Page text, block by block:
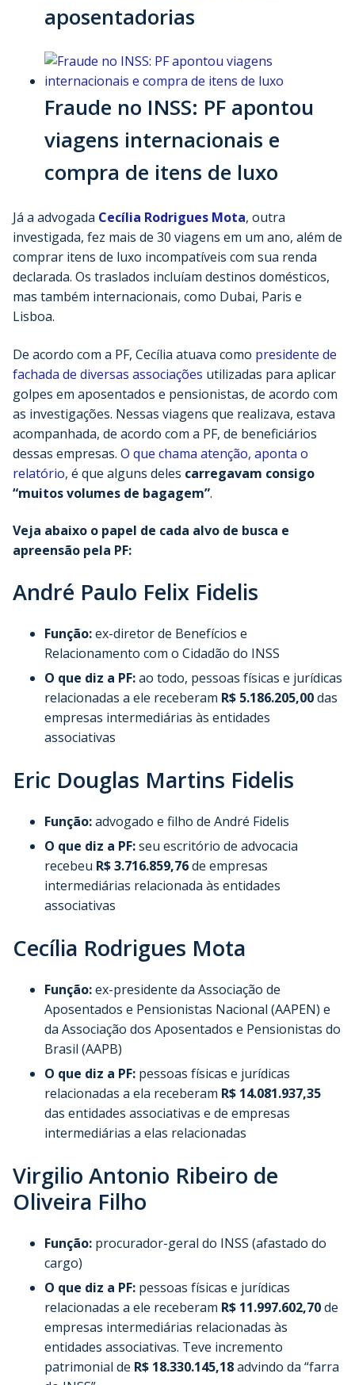
aposentadorias
Fraude no INSS: PF apontou
viagens internacionais e
compra de itens de luxo
Já a advogada Cecília Rodrigues Mota, outra
investigada, fez mais de 30 viagens em um ano, além de
comprar itens de luxo incompatíveis com sua renda
declarada. Os traslados incluíam destinos domésticos,
mas também internacionais, como Dubai, Paris e
Lisboa.
De acordo com a PF, Cecília atuava como presidente de
fachada de diversas associações utilizadas para aplicar
golpes em aposentados e pensionistas, de acordo com
as investigações. Nessas viagens que realizava, estava
acompanhada, de acordo com a PF, de beneficiários
dessas empresas. O que chama atenção, aponta o
relatório, é que alguns deles carregavam consigo
“muitos volumes de bagagem”.
Veja abaixo o papel de cada alvo de busca e
apreensão pela PF:
André Paulo Felix Fidelis
Função:ex-diretor de Benefícios e
Relacionamento com o Cidadão do INSS
O que diz a PF:ao todo, pessoas físicas e jurídicas
relacionadas a ele receberam R$ 5.186.205,00das
empresas intermediárias às entidades
associativas
Eric Douglas Martins Fidelis
Função:advogado e filho de André Fidelis
O que diz a PF:seu escritório de advocacia
recebeu R$ 3.716.859,76de empresas
intermediárias relacionada às entidades
associativas
Cecília Rodrigues Mota
Função:ex-presidente da Associação de
Aposentados e Pensionistas Nacional (AAPEN) e
da Associação dos Aposentados e Pensionistas do
Brasil (AAPB)
O que diz a PF: pessoas físicas e jurídicas
relacionadas a ela receberam R$ 14.081.937,35
das entidades associativas e de empresas
intermediárias a elas relacionadas
Virgilio Antonio Ribeiro de
Oliveira Filho
Função: procurador-geral do INSS (afastado do
cargo)
O que diz a PF: pessoas físicas e jurídicas
relacionadas a ele receberam R$ 11.997.602,70de
empresas intermediárias relacionadas às
entidades associativas. Teve incremento
patrimonial de R$ 18.330.145,18advindo da “farra